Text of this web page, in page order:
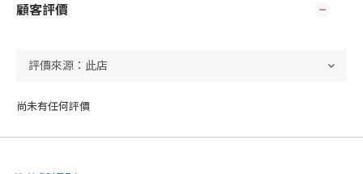
顧客評價
尚未有任何評價